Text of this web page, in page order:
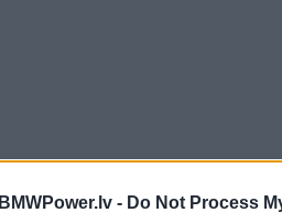
BMWPower.lv - Do Not Process